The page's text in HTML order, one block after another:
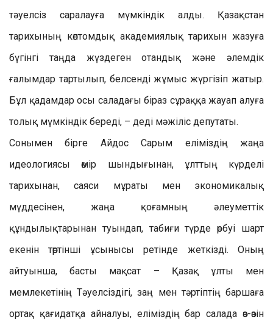
тәуелсіз саралауға мүмкіндік алды. Қазақстан
тарихының көптомдық академиялық тарихын жазуға
бүгінгі таңда жүздеген отандық және әлемдік
ғалымдар тартылып, белсенді жұмыс жүргізіп жатыр.
Бұл қадамдар осы саладағы біраз сұраққа жауап алуға
толық мүмкіндік береді, – деді мәжіліс депутаты.
Сонымен бірге Айдос Сарым еліміздің жаңа
идеологиясы өмір шындығынан, ұлттың күрделі
тарихынан, саяси мұраты мен экономикалық
мүддесінен, жаңа қоғамның әлеуметтік
құндылықтарынан туындап, табиғи түрде өрбуі шарт
екенін төртінші ұсынысы ретінде жеткізді. Оның
айтуынша, басты мақсат – Қазақ ұлты мен
мемлекетінің Тәуелсіздігі, заң мен тәртіптің баршаға
ортақ қағидатқа айналуы, еліміздің бар салада өз-өзін